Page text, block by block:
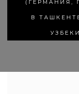
(ГЕРМАНИЯ,
В